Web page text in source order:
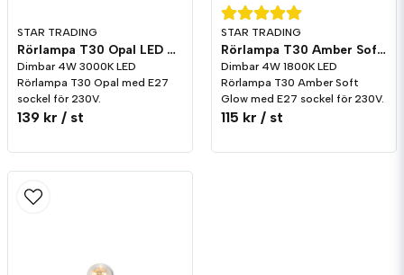
STAR TRADING
Rörlampa T30 Opal LED 245lm E27 3000K Dim
Dimbar 4W 3000K LED
Rörlampa T30 Opal med E27
sockel för 230V.
139 kr / st
STAR TRADING
Rörlampa T30 Amber Soft Glow LED 200lm E27 1800K Dim
Dimbar 4W 1800K LED
Rörlampa T30 Amber Soft
Glow med E27 sockel för 230V.
115 kr / st